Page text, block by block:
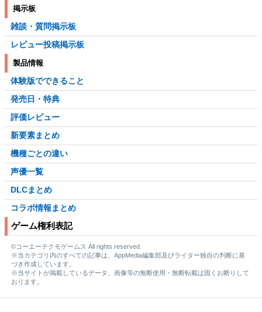
掲示板
雑談・質問掲示板
レビュー投稿掲示板
製品情報
体験版でできること
発売日・特典
評価レビュー
新要素まとめ
機種ごとの違い
声優一覧
DLCまとめ
コラボ情報まとめ
ゲーム権利表記
©コーエーテクモゲームス All rights reserved.
※当カテゴリ内のすべての記事は、AppMedia編集部及びライター独自の判断に基
づき作成しています。
※当サイトが掲載しているデータ、画像等の無断使用・無断転載は固くお断りして
おります。